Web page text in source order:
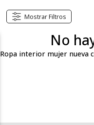
Mostrar Filtros
No
Ropa interior mujer nueva
La nueva colección celebra